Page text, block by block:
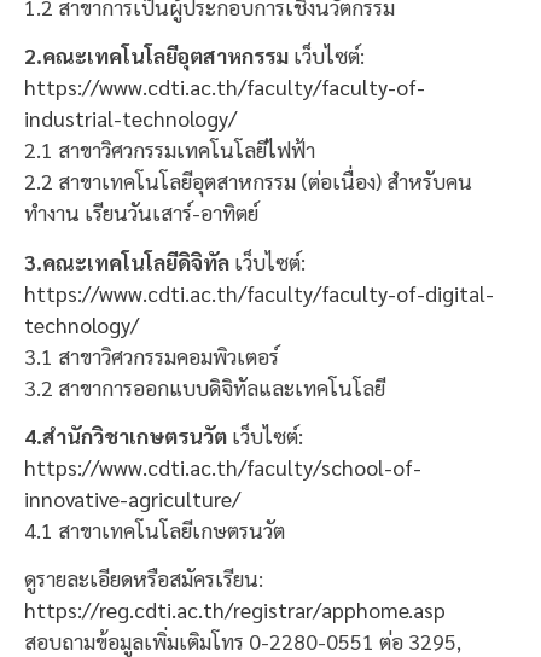
1.2 สาขาการเป็นผู้ประกอบการเชิงนวัตกรรม
2.คณะเทคโนโลยีอุตสาหกรรม เว็บไซต์:
https://www.cdti.ac.th/faculty/faculty-of-
industrial-technology/
2.1 สาขาวิศวกรรมเทคโนโลยีไฟฟ้า
2.2 สาขาเทคโนโลยีอุตสาหกรรม (ต่อเนื่อง) สำหรับคน
ทำงาน เรียนวันเสาร์-อาทิตย์
3.คณะเทคโนโลยีดิจิทัล เว็บไซต์:
https://www.cdti.ac.th/faculty/faculty-of-digital-
technology/
3.1 สาขาวิศวกรรมคอมพิวเตอร์
3.2 สาขาการออกแบบดิจิทัลและเทคโนโลยี
4.สำนักวิชาเกษตรนวัต เว็บไซต์:
https://www.cdti.ac.th/faculty/school-of-
innovative-agriculture/
4.1 สาขาเทคโนโลยีเกษตรนวัต
ดูรายละเอียดหรือสมัครเรียน:
https://reg.cdti.ac.th/registrar/apphome.asp
สอบถามข้อมูลเพิ่มเติมโทร 0-2280-0551 ต่อ 3295,